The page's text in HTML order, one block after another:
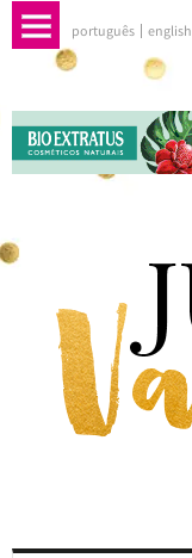
português english